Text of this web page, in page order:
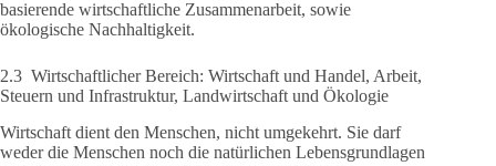
basierende wirtschaftliche Zusammenarbeit, sowie
ökologische Nachhaltigkeit.
2.3 Wirtschaftlicher Bereich: Wirtschaft und Handel, Arbeit,
Steuern und Infrastruktur, Landwirtschaft und Ökologie
Wirtschaft dient den Menschen, nicht umgekehrt. Sie darf
weder die Menschen noch die natürlichen Lebensgrundlagen